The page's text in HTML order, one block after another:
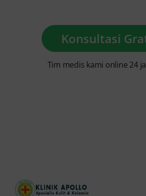
Konsultasi
Tim medis kami online 24